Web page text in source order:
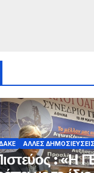
ΆΛΛΕΣ ΔΗΜΟΣΙΕΎΣΕΙΣ
: «Η